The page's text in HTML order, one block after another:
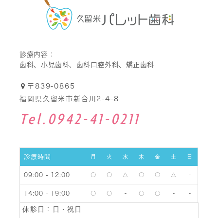
診療内容：
歯科、小児歯科、歯科口腔外科、矯正歯科
〒839-0865
福岡県久留米市新合川2-4-8
Tel.0942-41-0211
診療時間 月 火 水 木 金 土 日
09:00 - 12:00 〇 〇 △ 〇 〇 △ -
14:00 - 19:00 〇 〇 - 〇 〇 - -
休診日： 日・祝日